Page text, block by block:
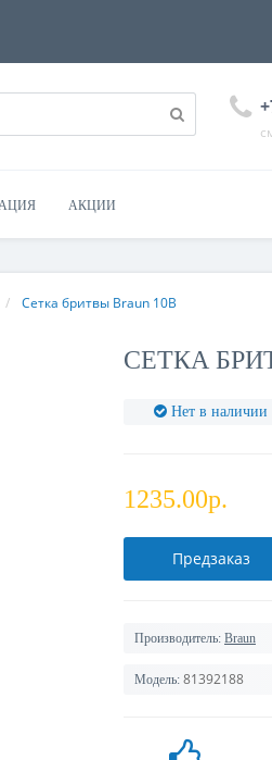
АКЦИИ
Сетка бритвы Braun 10B
СЕТКА
Нет в наличии
1235.00р.
Предзаказ
Производитель: Braun
Модель: 81392188